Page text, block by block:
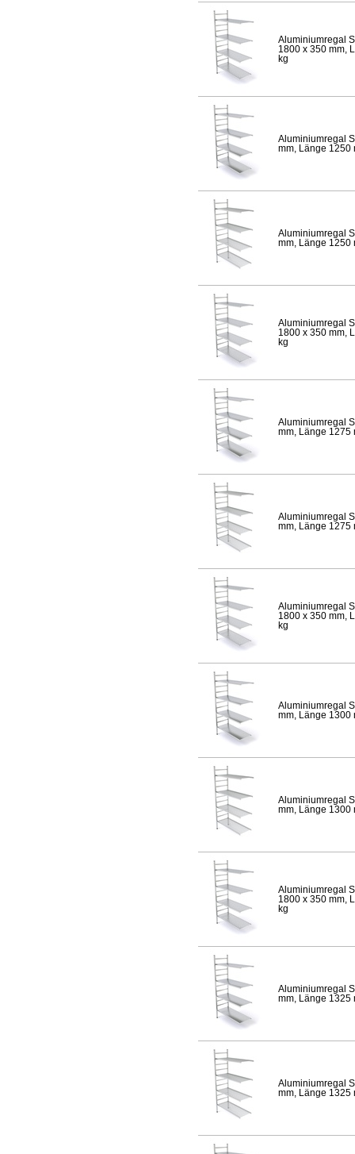
Aluminiumregal
1800 x 350 mm,
kg
Aluminiumregal
mm, Länge 1250
Aluminiumregal
mm, Länge 1250
Aluminiumregal
1800 x 350 mm,
kg
Aluminiumregal
mm, Länge 1275
Aluminiumregal
mm, Länge 1275
Aluminiumregal
1800 x 350 mm,
kg
Aluminiumregal
mm, Länge 1300
Aluminiumregal
mm, Länge 1300
Aluminiumregal
1800 x 350 mm,
kg
Aluminiumregal
mm, Länge 1325
Aluminiumregal
mm, Länge 1325